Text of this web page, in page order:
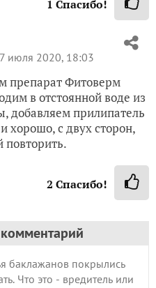
1 Спасибо!
июля 2020, 18:03
препарат Фитоверм
в отстоянной воде из
добавляем прилипатель
хорошо, с двух сторон,
повторить.
2 Спасибо!